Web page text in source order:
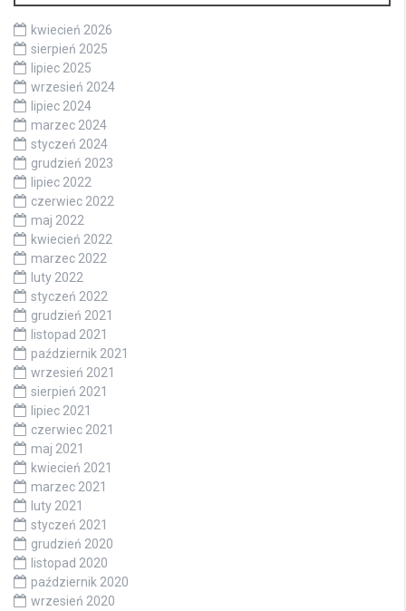
kwiecień 2026
sierpień 2025
lipiec 2025
wrzesień 2024
lipiec 2024
marzec 2024
styczeń 2024
grudzień 2023
lipiec 2022
czerwiec 2022
maj 2022
kwiecień 2022
marzec 2022
luty 2022
styczeń 2022
grudzień 2021
listopad 2021
październik 2021
wrzesień 2021
sierpień 2021
lipiec 2021
czerwiec 2021
maj 2021
kwiecień 2021
marzec 2021
luty 2021
styczeń 2021
grudzień 2020
listopad 2020
październik 2020
wrzesień 2020